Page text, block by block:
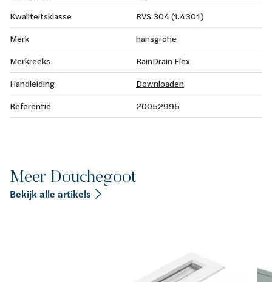
Kwaliteitsklasse
RVS 304 (1.4301)
Merk
hansgrohe
Merkreeks
RainDrain Flex
Handleiding
Downloaden
Referentie
20052995
Meer Douchegoot
Bekijk alle artikels